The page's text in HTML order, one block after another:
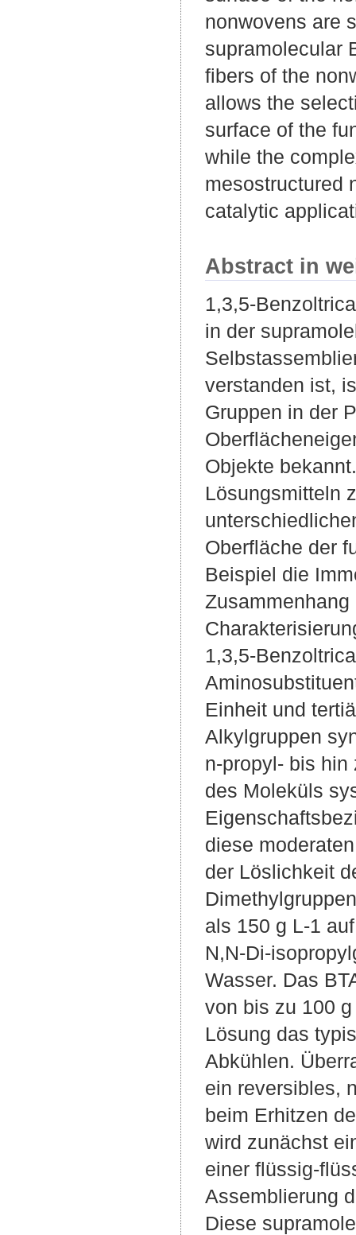
nonwovens are
supramolecular
fibers of the
allows the
surface of the
while the
mesostructured
catalytic
Abstract in
1,3,5-
in der
verstanden ist,
Gruppen in der
Objekte
Lösungsmitteln
Oberfläche der
Beispiel die
1,3,5-
Einheit und
Alkylgruppen
n-propyl- bis hin
des Moleküls
diese
der Löslichkeit
als 150 g L-1
N,N-Di-
Wasser. Das
von bis zu 100
Lösung das
Abkühlen.
ein reversibles,
beim Erhitzen
wird zunächst
einer flüssig-
Assemblierung
Diese